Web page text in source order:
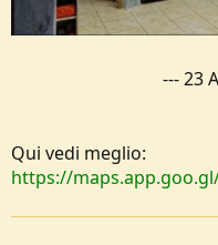
---23
Qui vedi meglio:
https://maps.app.goo.gl/